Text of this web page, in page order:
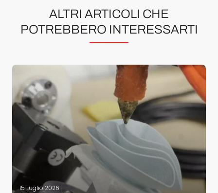
ALTRI ARTICOLI CHE
POTREBBERO INTERESSARTI
15 Luglio 2026